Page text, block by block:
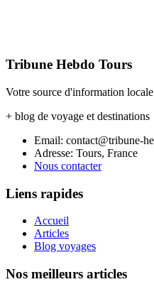
Tribune Hebdo Tours
Votre source d'information
+ blog de voyage et destinations
Email: contact@tribune-
Adresse: Tours, France
Nous contacter
Liens rapides
Accueil
Articles
Blog voyages
Nos meilleurs articles